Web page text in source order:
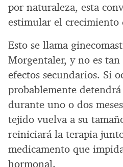
por naturaleza, esta
estimular el crecimiento
Esto se llama
Morgentaler, y no es
efectos secundarios. Si
probablemente
durante uno o dos
tejido vuelva a su
reiniciará la terapia
medicamento que
hormonal.